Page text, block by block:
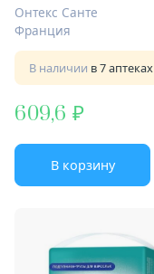
Онтекс Санте
Франция
В наличии в 7 аптеках
609,6
В корзину